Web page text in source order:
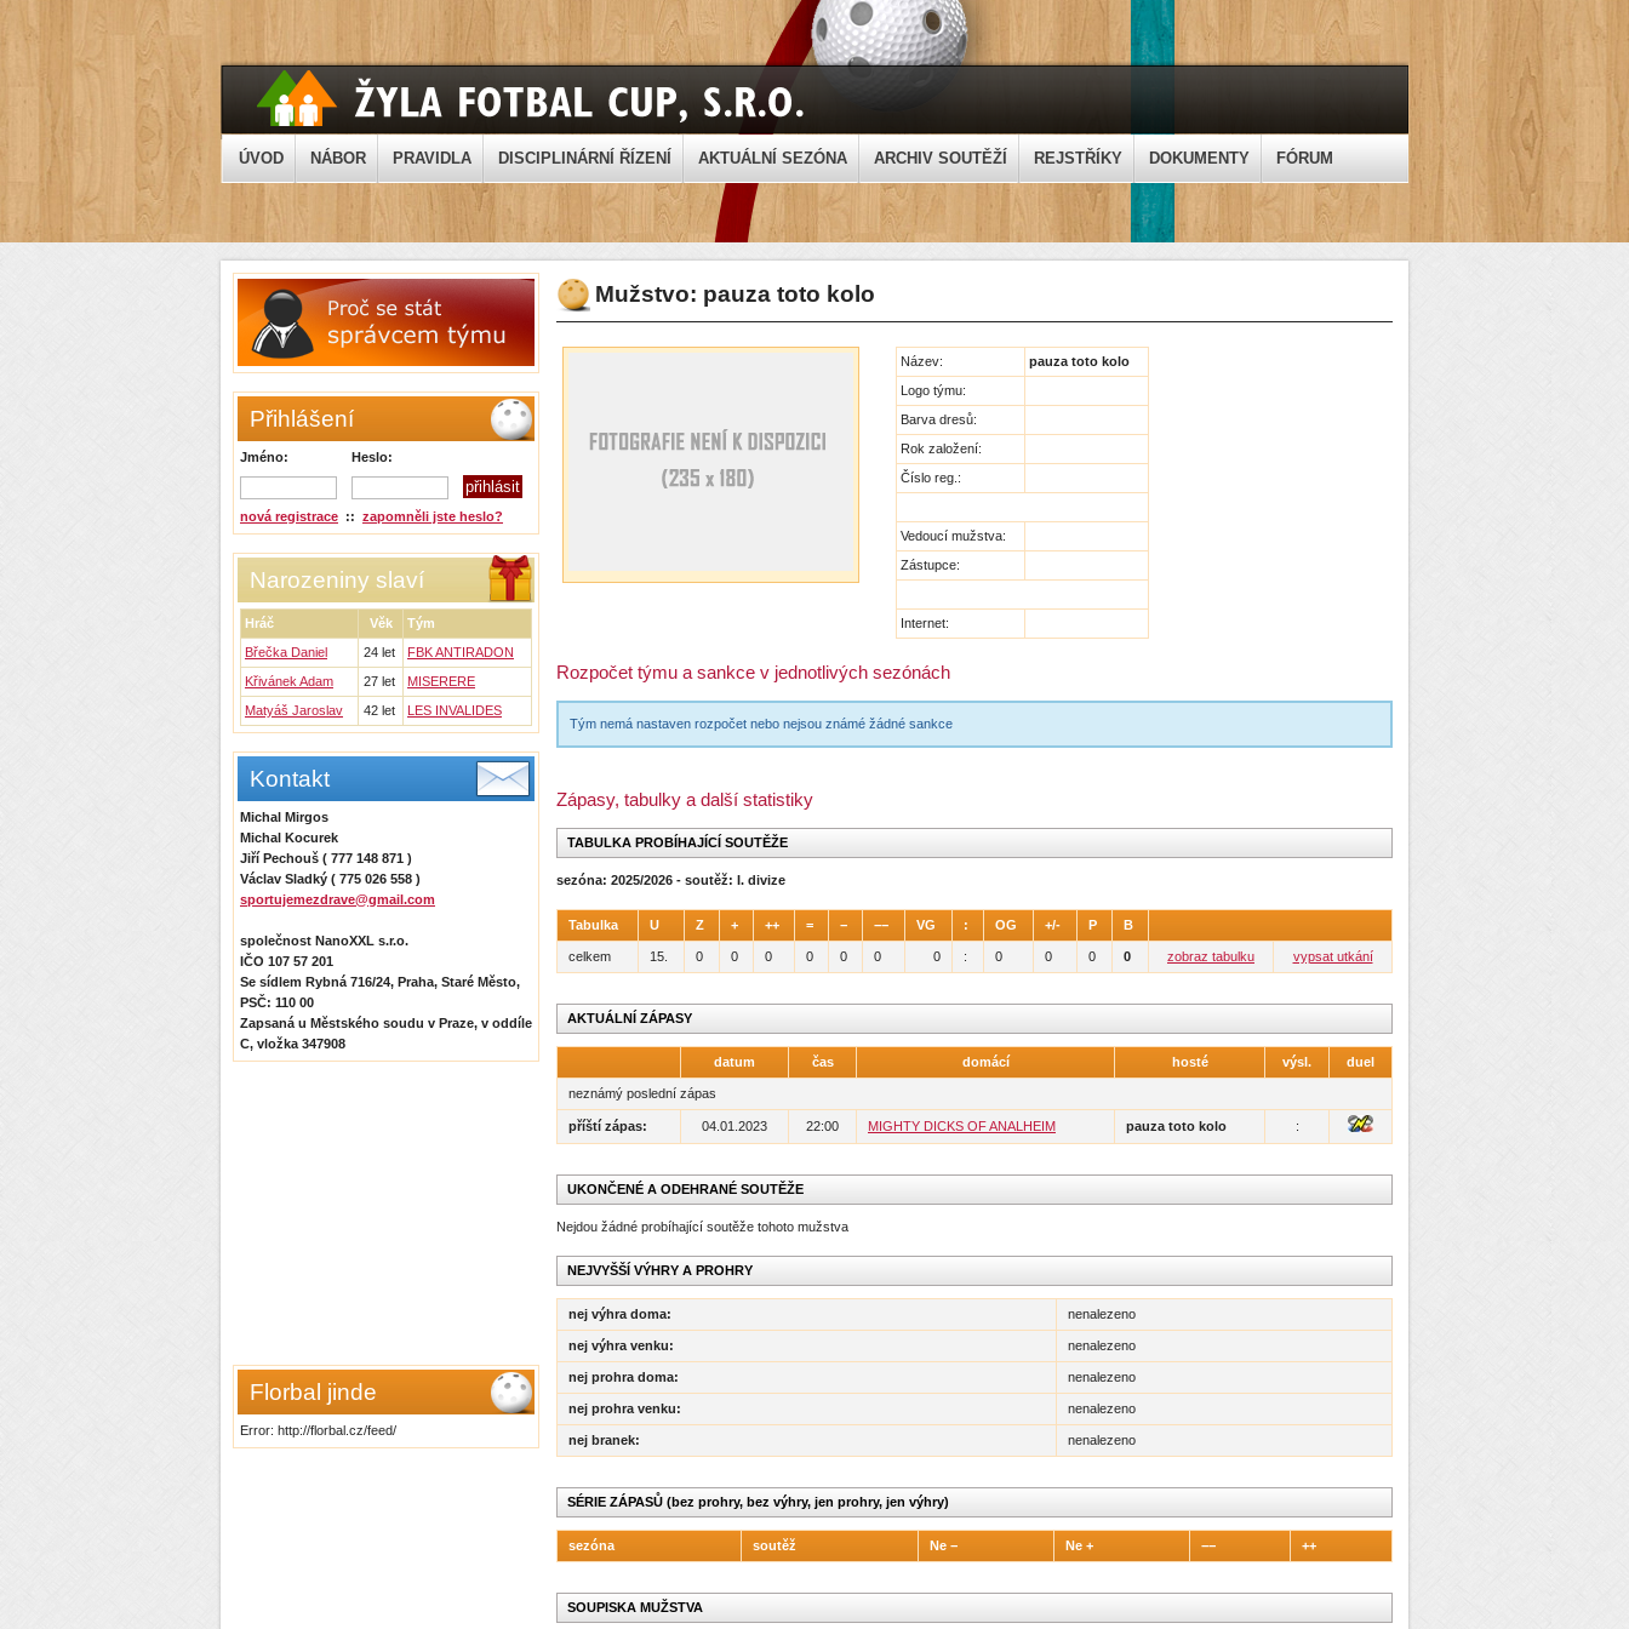
ÚVOD NÁBOR PRAVIDLA DISCIPLINÁRNÍ ŘÍZENÍ AKTUÁLNÍ SEZÓNA ARCHIV SOUTĚŽÍ REJSTŘÍKY DOKUMENTY FÓRUM
Přihlášení
Jméno: Heslo:
nová registrace :: zapomněli jste heslo?
Narozeniny slaví
Hráč Věk
Tým
Břečka Daniel
24 let
FBK ANTIRADON
Křivánek Adam
27 let
MISERERE
Matyáš Jaroslav
42 let LES INVALIDES
Kontakt
Michal Mirgos
Michal Kocurek
Jiří Pechouš ( 777 148 871 )
Václav Sladký ( 775 026 558 )
sportujemezdrave@gmail.com
společnost NanoXXL s.r.o.
IČO 107 57 201
Se sídlem Rybná 716/24, Praha, Staré Město,
PSČ: 110 00
Zapsaná u Městského soudu v Praze, v oddíle
C, vložka 347908
Florbal jinde
Error: http://florbal.cz/feed/
Mužstvo: pauza toto kolo
Název:
pauza toto kolo
Logo týmu:
Barva dresů:
Rok založení:
Číslo reg.:
Vedoucí mužstva:
Zástupce:
Internet:
Rozpočet týmu a sankce v jednotlivých sezónách
Tým nemá nastaven rozpočet nebo nejsou známé žádné sankce
Zápasy, tabulky a další statistiky
TABULKA PROBÍHAJÍCÍ SOUTĚŽE
sezóna: 2025/2026 - soutěž: I. divize
Tabulka U Z + ++ = − −− VG : OG +/- P B
celkem 15. 0 0 0 0 0 0 0 : 0 0 0 0 zobraz tabulku vypsat utkání
AKTUÁLNÍ ZÁPASY
datum čas domácí hosté výsl. duel
neznámý poslední zápas
příští zápas: 04.01.2023 22:00 MIGHTY DICKS OF ANALHEIM pauza toto kolo :
UKONČENÉ A ODEHRANÉ SOUTĚŽE
Nejdou žádné probíhající soutěže tohoto mužstva
NEJVYŠŠÍ VÝHRY A PROHRY
nej výhra doma: nenalezeno
nej výhra venku: nenalezeno
nej prohra doma: nenalezeno
nej prohra venku: nenalezeno
nej branek: nenalezeno
SÉRIE ZÁPASŮ (bez prohry, bez výhry, jen prohry, jen výhry)
sezóna soutěž Ne − Ne + −− ++
SOUPISKA MUŽSTVA